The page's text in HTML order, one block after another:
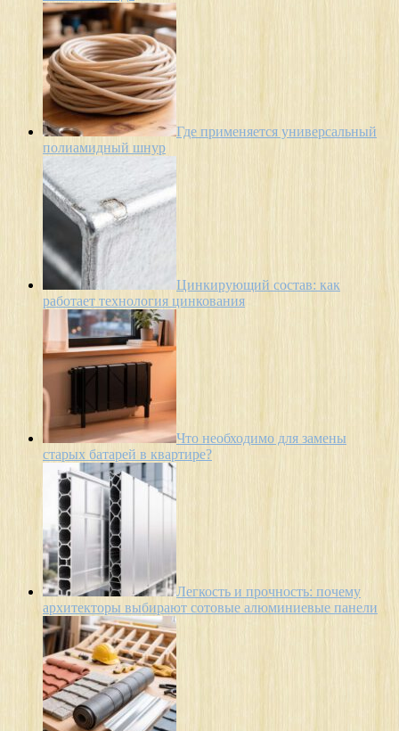
Где применяется универсальный
полиамидный шнур
Цинкирующий состав: как
работает технология цинкования
Что необходимо для замены
старых батарей в квартире?
Легкость и прочность: почему
архитекторы выбирают сотовые алюминиевые панели